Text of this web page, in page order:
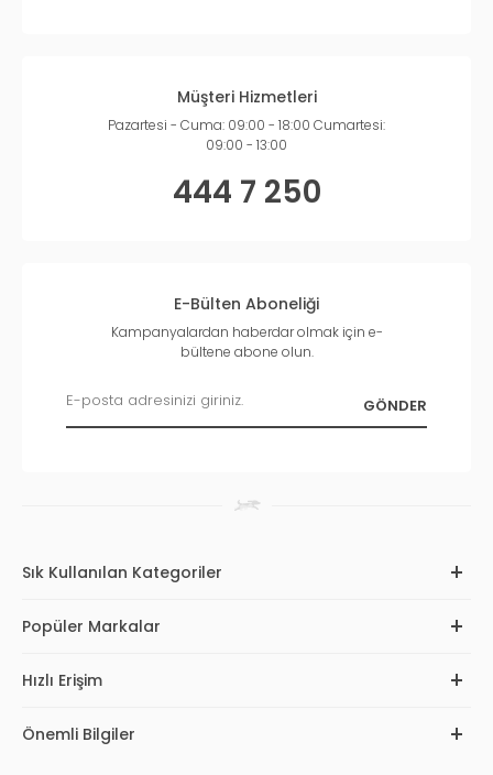
Müşteri Hizmetleri
Pazartesi - Cuma: 09:00 - 18:00 Cumartesi:
09:00 - 13:00
444 7 250
E-Bülten Aboneliği
Kampanyalardan haberdar olmak için e-
bültene abone olun.
Sık Kullanılan Kategoriler
Popüler Markalar
Hızlı Erişim
Önemli Bilgiler